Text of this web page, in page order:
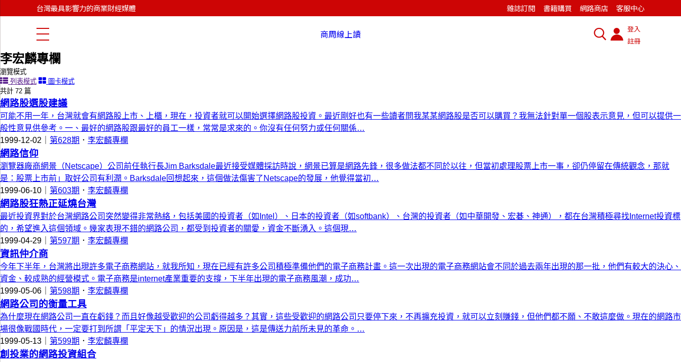
台灣最具影響力的商業財經媒體 雜誌訂閱 書籍購買 網路商店 客服中心
商周線上讀
登入
註冊
商周線上讀
李宏麟專欄
李宏麟專欄
瀏覽模式
列表模式
圖卡模式
共計 72 篇
網路股選股建議
可能不用一年，台灣就會有網路股上市、上櫃，現在，投資者就可以開始選擇網路股投資。最近剛好也有一些讀者問我某某網路股是否可以購買？我無法針對單一個股表示意見，但可以提供一
般性意見供參考。一、最好的網路股跟最好的員工一樣，常常是求來的。你沒有任何努力或任何關係…
1999-12-02｜ 第628期 ． 李宏麟專欄
網路信仰
瀏覽器廠商網景（Netscape）公司前任執行長Jim Barksdale最近接受媒體採訪時說，網景已算是網路先鋒，很多做法都不同於以往，但當初處理股票上市一事，卻仍停留在傳統觀念，那就
是：股票上市前」取好公司有利潤。Barksdale回想起來，這個做法傷害了Netscape的發展，他覺得當初…
1999-06-10｜ 第603期 ． 李宏麟專欄
網路股狂熱正延燒台灣
最近投資界對於台灣網路公司突然變得非常熱絡，包括美國的投資者（如Intel）、日本的投資者（如softbank）、台灣的投資者（如中華開發、宏碁、神通），都在台灣積極尋找Internet投資標
的，希望進入這個領域。幾家表現不錯的網路公司，都受到投資者的關愛，資金不斷湧入。這個現…
1999-04-29｜ 第597期 ． 李宏麟專欄
資訊仲介商
今年下半年，台灣將出現許多電子商務網站，就我所知，現在已經有許多公司積極準備他們的電子商務計畫。這一次出現的電子商務網站會不同於過去兩年出現的那一批，他們有較大的決心、
資金、較成熟的經營模式。電子商務是internet產業重要的支撐，下半年出現的電子商務風潮，成功…
1999-05-06｜ 第598期 ． 李宏麟專欄
網路公司的衡量工具
為什麼現在網路公司一直在虧錢？而且好像越受歡迎的公司虧得越多？其實，這些受歡迎的網路公司只要停下來，不再擴充投資，就可以立刻賺錢，但他們都不願、不敢這麼做。現在的網路市
場很像戰國時代，一定要打到所謂「平定天下」的情況出現。原因是，這是傳送力前所未見的革命。…
1999-05-13｜ 第599期 ． 李宏麟專欄
創投業的網路投資組合